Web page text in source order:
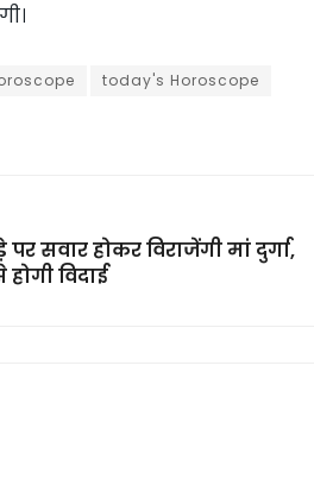
today's Horoscope
पर सवार होकर विराजेंगी मां दुर्गा,
विदाई